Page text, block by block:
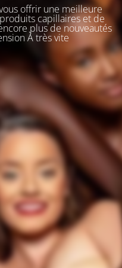
offrir une meilleure
capillaires et de
plus de nouveautés
À très vite